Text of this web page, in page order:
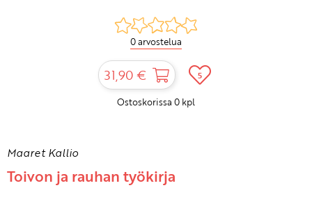
0 arvostelua
31,90 € 5
Ostoskorissa 0 kpl
Maaret Kallio
Toivon ja rauhan työkirja